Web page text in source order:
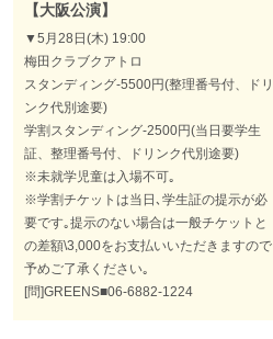
【大阪公演】
▼5月28日(木) 19:00
梅田クラブクアトロ
スタンディング-5500円(整理番号付、ドリ
ンク代別途要)
学割スタンディング-2500円(当日要学生
証、整理番号付、ドリンク代別途要)
※未就学児童は入場不可｡
※学割チケットは当日､学生証の提示が必
要です｡提示のない場合は一般チケットと
の差額\3,000をお支払いいただきますので
予めご了承ください｡
[問]GREENS■06-6882-1224